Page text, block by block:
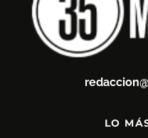
LO